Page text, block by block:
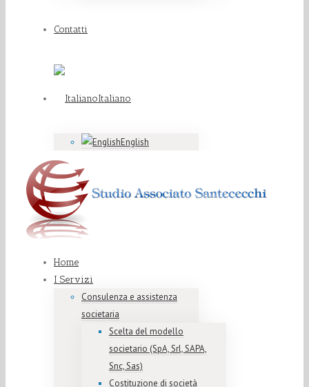
Contatti
Italiano
English
Home
I Servizi
Consulenza e assistenza
societaria
Scelta del modello
societario (SpA, Srl, SAPA,
Snc, Sas)
Costituzione di società